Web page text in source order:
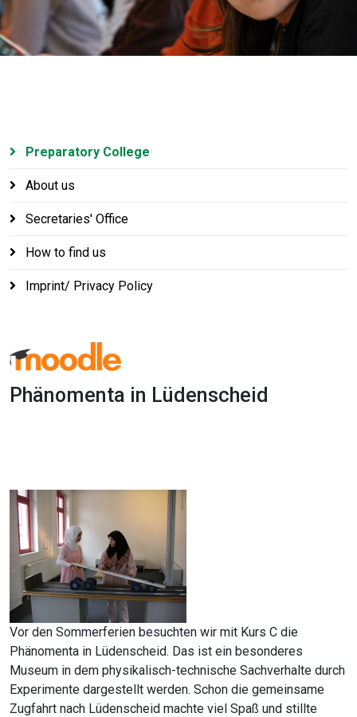
Preparatory College
About us
Secretaries' Office
How to find us
Imprint/ Privacy Policy
Phänomenta in Lüdenscheid
Vor den Sommerferien besuchten wir mit Kurs C die
Phänomenta in Lüdenscheid. Das ist ein besonderes
Museum in dem physikalisch-technische Sachverhalte durch
Experimente dargestellt werden. Schon die gemeinsame
Zugfahrt nach Lüdenscheid machte viel Spaß und stillte